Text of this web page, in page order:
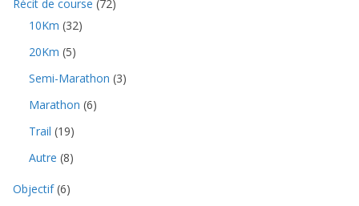
Récit de course (72)
10Km (32)
20Km (5)
Semi-Marathon (3)
Marathon (6)
Trail (19)
Autre (8)
Objectif(6)